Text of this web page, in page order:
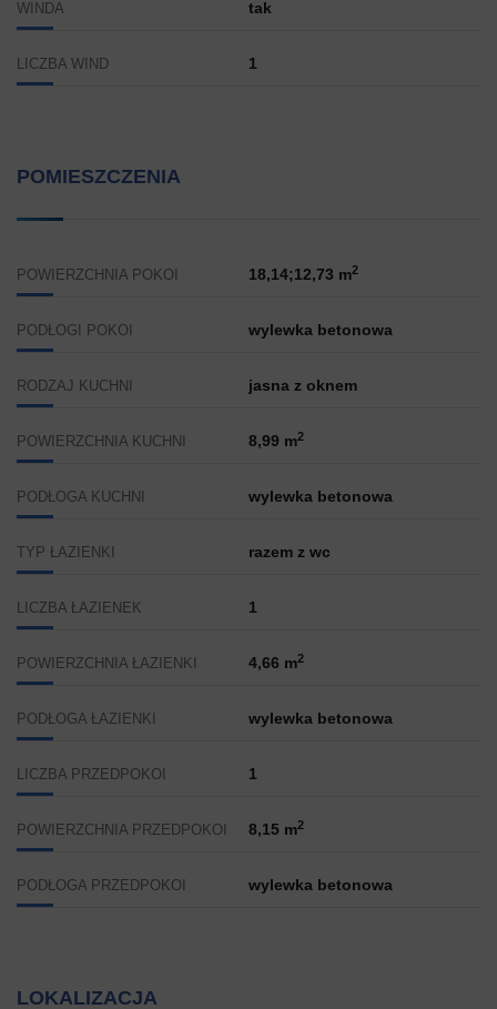
WINDA tak
LICZBA WIND 1
POMIESZCZENIA
POWIERZCHNIA POKOI 18,14;12,73 m2
PODŁOGI POKOI wylewka betonowa
RODZAJ KUCHNI jasna z oknem
POWIERZCHNIA KUCHNI 8,99 m2
PODŁOGA KUCHNI wylewka betonowa
TYP ŁAZIENKI razem z wc
LICZBA ŁAZIENEK 1
POWIERZCHNIA ŁAZIENKI 4,66 m2
PODŁOGA ŁAZIENKI wylewka betonowa
LICZBA PRZEDPOKOI 1
POWIERZCHNIA PRZEDPOKOI 8,15 m2
PODŁOGA PRZEDPOKOI wylewka betonowa
LOKALIZACJA